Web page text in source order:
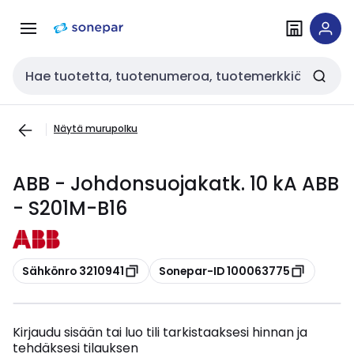
navigointiinsisältöön
Haku
Näytä murupolku
ABB - Johdonsuojakatk. 10 kA ABB
- S201M-B16
Kopioi
Sähkönro 3210941 Kopioi
Sonepar-ID 100063775
Kirjaudu sisään tai luo tili tarkistaaksesi hinnan ja
tehdäksesi tilauksen